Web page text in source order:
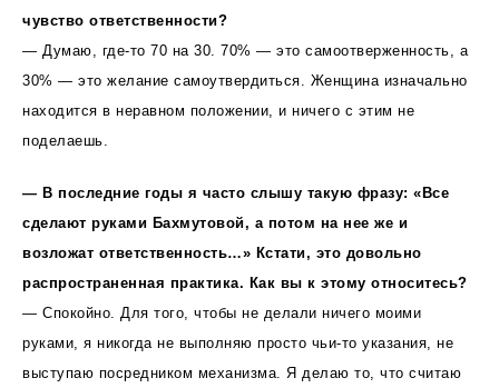
чувство ответственности?
— Думаю, где-то 70 на 30. 70% — это самоотверженность, а
30% — это желание самоутвердиться. Женщина изначально
находится в неравном положении, и ничего с этим не
поделаешь.
— В последние годы я часто слышу такую фразу: «Все
сделают руками Бахмутовой, а потом на нее же и
возложат ответственность…» Кстати, это довольно
распространенная практика. Как вы к этому относитесь?
— Спокойно. Для того, чтобы не делали ничего моими
руками, я никогда не выполняю просто чьи-то указания, не
выступаю посредником механизма. Я делаю то, что считаю